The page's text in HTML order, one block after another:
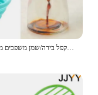
מתקפל משפך סיליקון מתקפל משפך נייד משפכים עבור דלק הופר מתקפל בירה/שמן משפכים מטבח כלים